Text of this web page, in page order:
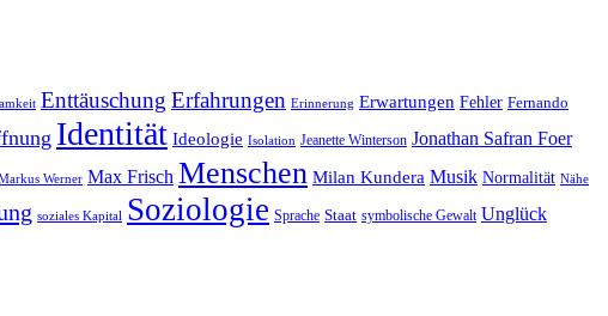
Enttäuschung Erfahrungen Erinnerung Erwartungen Fehler Fernando
Identität Ideologie Isolation Jeanette Winterson Jonathan Safran Foer
Werner Max Frisch Menschen Milan Kundera Musik Normalität Nähe
soziales Kapital Soziologie Sprache Staat symbolische Gewalt Unglück